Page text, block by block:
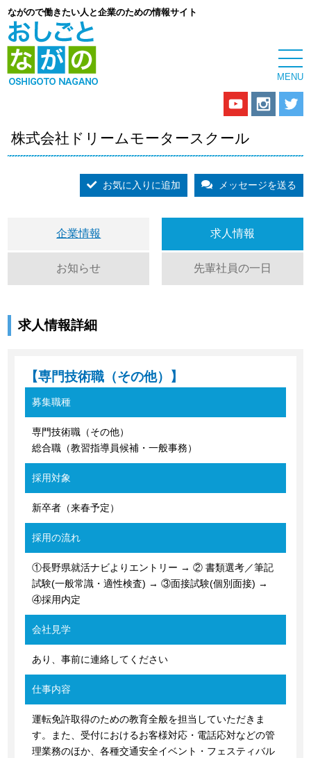
ながので働きたい人と企業のための情報サイト
株式会社ドリームモータースクール
お気に入りに追加 メッセージを送る
企業情報 求人情報
お知らせ 先輩社員の一日
求人情報詳細
【専門技術職（その他）】
募集職種
専門技術職（その他）
総合職（教習指導員候補・一般事務）
採用対象
新卒者（来春予定）
採用の流れ
①長野県就活ナビよりエントリー → ② 書類選考／筆記
試験(一般常識・適性検査) → ③面接試験(個別面接) →
④採用内定
会社見学
あり、事前に連絡してください
仕事内容
運転免許取得のための教育全般を担当していただきま
す。また、受付におけるお客様対応・電話応対などの管
理業務のほか、各種交通安全イベント・フェスティバル